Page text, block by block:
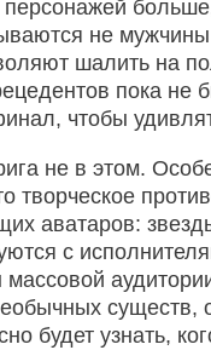
персонажей
не
шалить на
пока не
чтобы
не в этом.
творческое
аватаров:
с
существ,
будет узнать,